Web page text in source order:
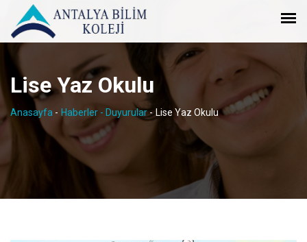
Lise Yaz Okulu
Anasayfa - Haberler - Duyurular- Lise Yaz Okulu